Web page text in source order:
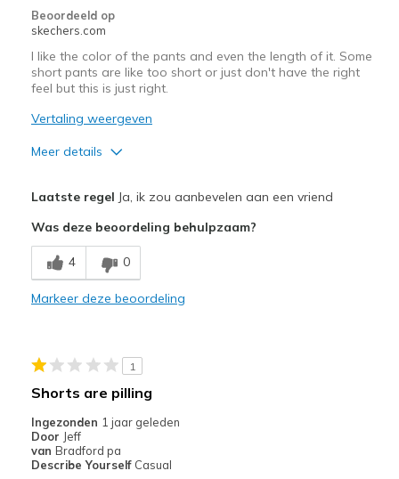
Beoordeeld op
skechers.com
I like the color of the pants and even the length of it. Some
short pants are like too short or just don't have the right
feel but this is just right.
Vertaling weergeven
Meer details
Minpunten
I am a medium but felt a little snug.
at home
Sizing
View On Shoes
Shoes are for Wearing
Laatste regel Ja, ik zou aanbevelen aan een vriend
Was deze beoordeling behulpzaam?
4 0
Markeer deze beoordeling
1
Shorts are pilling
Ingezonden 1 jaar geleden
Door Jeff
van Bradford pa
Describe Yourself Casual